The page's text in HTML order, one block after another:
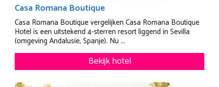
Casa Romana Boutique
Casa Romana Boutique vergelijken Casa Romana Boutique
Hotel is een uitstekend 4-sterren resort liggend in Sevilla
(omgeving Andalusie, Spanje). Nu ...
Bekijk hotel